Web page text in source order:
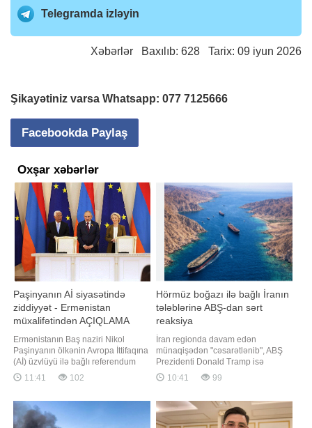
Telegramda izləyin
Xəbərlər Baxılıb: 628 Tarix: 09 iyun 2026
Şikayətiniz varsa Whatsapp: 077 7125666
Facebookda Paylaş
Oxşar xəbərlər
Paşinyanın Aİ siyasətində
ziddiyyət - Ermənistan
müxalifətindən AÇIQLAMA
Ermənistanın Baş naziri Nikol
Paşinyanın ölkənin Avropa İttifaqına
(Aİ) üzvlüyü ilə bağlı referendum
barədə açıqlamaları onun Avropa
İttifaqına qoşulmaq niyyəti ilə bağlı
verir ki, bunu Ermənistan
Respublika Partiyasının idarə
11:41 102
Hörmüz boğazı ilə bağlı İranın
tələblərinə ABŞ-dan sərt
reaksiya
İran regionda davam edən
münaqişədən "cəsarətlənib", ABŞ
Prezidenti Donald Tramp isə
Tehrana zərbə endirmək üçün irəli
sürdüyü əsas təhdidlərdən geri
ki, bunu ABŞ-ın keçmiş müdafiə
naziri Mark Esper "The Hill"
10:41 99